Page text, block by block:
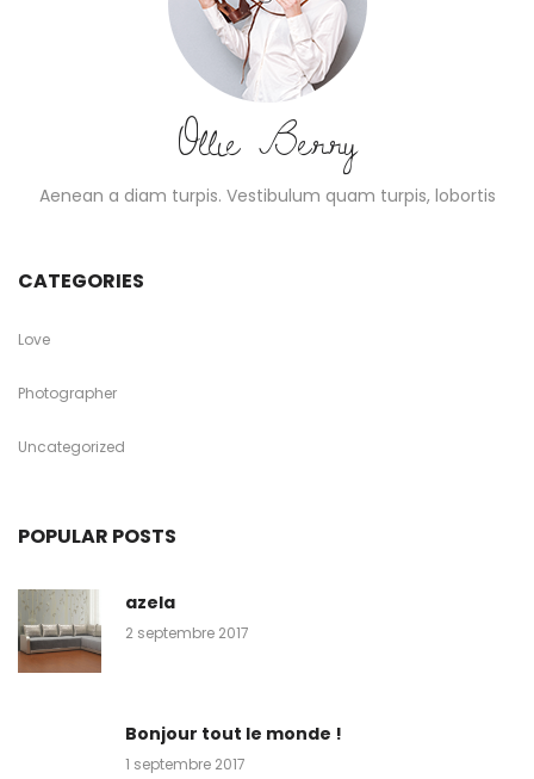
Ollie Berry
Aenean a diam turpis. Vestibulum quam turpis, lobortis
CATEGORIES
Love
Photographer
Uncategorized
POPULAR POSTS
azela
2 septembre 2017
Bonjour tout le monde !
1 septembre 2017